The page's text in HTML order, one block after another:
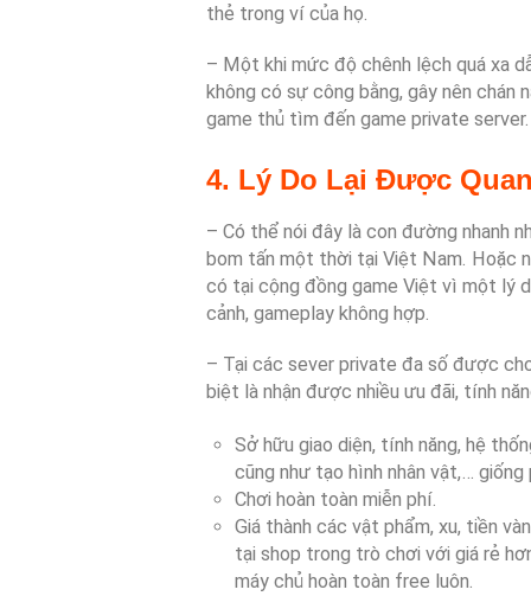
thẻ trong ví của họ.
– Một khi mức độ chênh lệch quá xa
không có sự công bằng, gây nên chán
game thủ tìm đến game private server.
4. Lý Do Lại Được
– Có thể nói đây là con đường nhanh
bom tấn một thời tại Việt Nam. Hoặc
có tại cộng đồng game Việt vì một lý
cảnh, gameplay không hợp.
– Tại các sever private đa số được
biệt là nhận được nhiều ưu đãi, tính
Sở hữu giao diện, tính năng, hệ
cũng như tạo hình nhân vật,… giống
Chơi hoàn toàn miễn phí.
Giá thành các vật phẩm, xu, tiền
tại shop trong trò chơi với giá rẻ
máy chủ hoàn toàn free luôn.